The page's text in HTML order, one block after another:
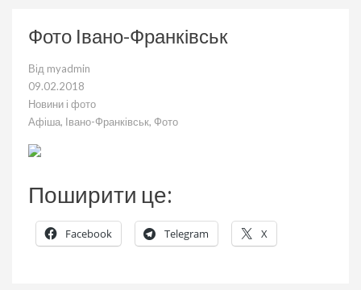
Фото Івано-Франківськ
Від myadmin
09.02.2018
Новини і фото
Афіша, Івано-Франківськ, Фото
Поширити це:
Facebook Telegram X